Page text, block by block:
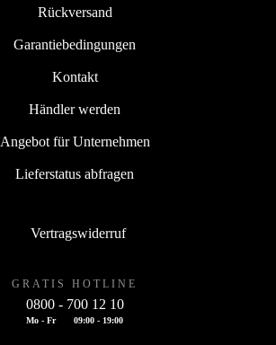
Rückversand
Garantiebedingungen
Kontakt
Händler werden
Angebot für Unternehmen
Lieferstatus abfragen
Vertragswiderruf
GRATIS HOTLINE
0800 - 700 12 10
Mo - Fr 09:00 - 19:00